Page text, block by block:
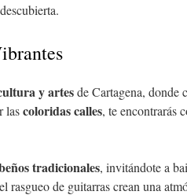
y artesde Cartagena, donde
lascoloridas calles, te encontrarás
tradicionales, invitándote a
rasgueo de guitarras crean una